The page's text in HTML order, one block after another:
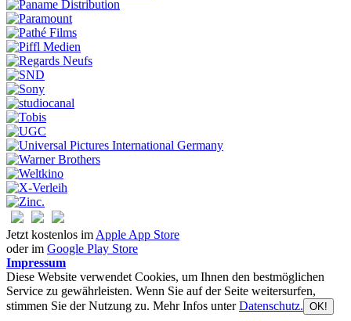
Jetzt kostenlos im Apple App Store
oder im Google Play Store
Impressum
Diese Website verwendet Cookies, um Ihnen den bestmöglichen
Service zu gewährleisten. Wenn Sie auf der Seite weitersurfen,
stimmen Sie der Nutzung zu. Mehr Infos unterDatenschutz. OK!